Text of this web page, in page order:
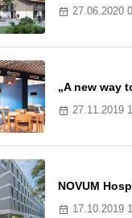
27.06.2020
„A new way
27.11.2019
NOVUM
17.10.2019